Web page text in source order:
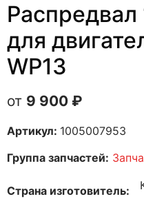
для
WP13
9 900 ₽
Артикул: 1005007953
Группа запчастей:
Страна изготовитель